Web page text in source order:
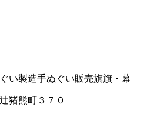
い製造手ぬぐい販売旗旗・幕
猪熊町３７０